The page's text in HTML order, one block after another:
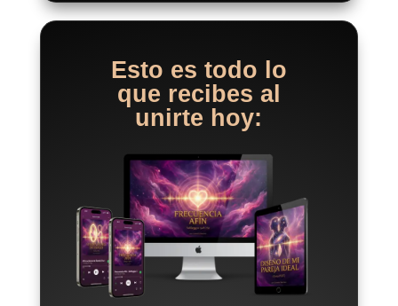
Esto es todo lo
que recibes al
unirte hoy: